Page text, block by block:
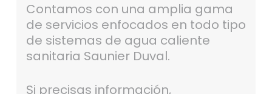
Contamos con una amplia gama
de servicios enfocados en todo tipo
de sistemas de agua caliente
sanitaria Saunier Duval.
Si precisas información,